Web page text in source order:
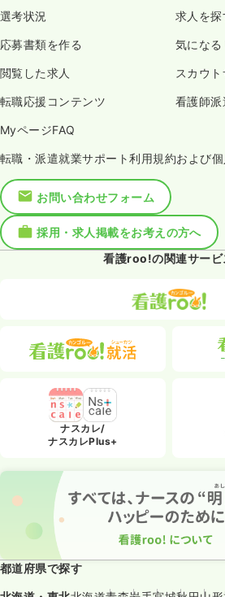
選考状況 求人を探
応募書類を作る 気になる
閲覧した求人 スカウト
転職応援コンテンツ 看護師派
MyページFAQ
転職・派遣就業サポート利用規約および
お問い合わせフォーム
採用・求人掲載をお考えの方へ
看護roo!の関連サービ
ナスカレ/
ナスカレPlus+
都道府県で探す